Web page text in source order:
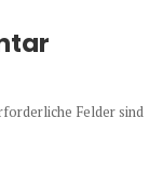
Felder sind